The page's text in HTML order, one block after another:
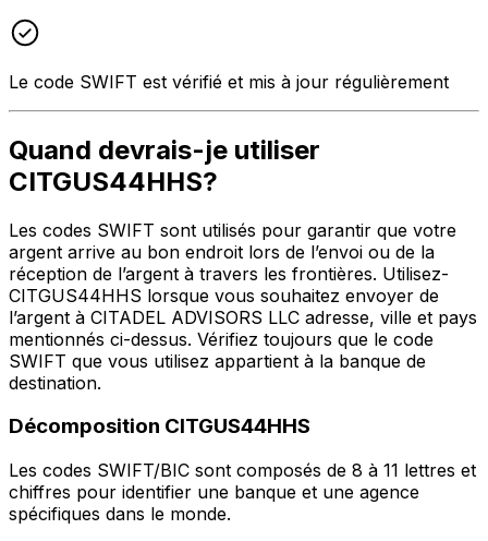
Le code SWIFT est vérifié et mis à jour régulièrement
Quand devrais-je utiliser
CITGUS44HHS?
Les codes SWIFT sont utilisés pour garantir que votre
argent arrive au bon endroit lors de l’envoi ou de la
réception de l’argent à travers les frontières. Utilisez-
CITGUS44HHS lorsque vous souhaitez envoyer de
l’argent à CITADEL ADVISORS LLC adresse, ville et pays
mentionnés ci-dessus. Vérifiez toujours que le code
SWIFT que vous utilisez appartient à la banque de
destination.
Décomposition CITGUS44HHS
Les codes SWIFT/BIC sont composés de 8 à 11 lettres et
chiffres pour identifier une banque et une agence
spécifiques dans le monde.